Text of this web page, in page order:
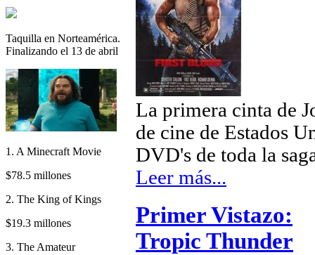
Taquilla en Norteamérica.
Finalizando el 13 de abril
1. A Minecraft Movie
$78.5 millones
2. The King of Kings
$19.3 millones
3. The Amateur
La primera cinta de
de cine de Estados
DVD's de toda la
Leer más...
Primer Vistazo:
Tropic Thunder